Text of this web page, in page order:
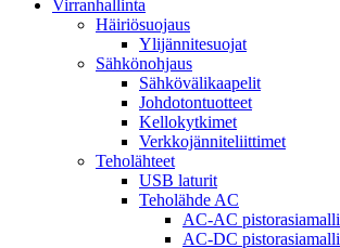
Virranhallinta
Häiriösuojaus
Ylijännitesuojat
Sähkönohjaus
Sähkövälikaapelit
Johdotontuotteet
Kellokytkimet
Verkkojänniteliittimet
Teholähteet
USB laturit
Teholähde AC
AC-AC pistorasiamalli
AC-DC pistorasiamalli